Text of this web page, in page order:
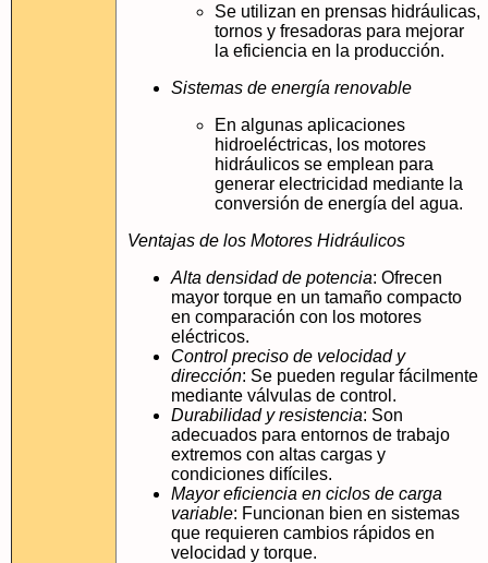
Se utilizan en prensas hidráulicas,
tornos y fresadoras para mejorar
la eficiencia en la producción.
Sistemas de energía renovable
En algunas aplicaciones
hidroeléctricas, los motores
hidráulicos se emplean para
generar electricidad mediante la
conversión de energía del agua.
Ventajas de los Motores Hidráulicos
Alta densidad de potencia: Ofrecen
mayor torque en un tamaño compacto
en comparación con los motores
eléctricos.
Control preciso de velocidad y
dirección: Se pueden regular fácilmente
mediante válvulas de control.
Durabilidad y resistencia: Son
adecuados para entornos de trabajo
extremos con altas cargas y
condiciones difíciles.
Mayor eficiencia en ciclos de carga
variable: Funcionan bien en sistemas
que requieren cambios rápidos en
velocidad y torque.